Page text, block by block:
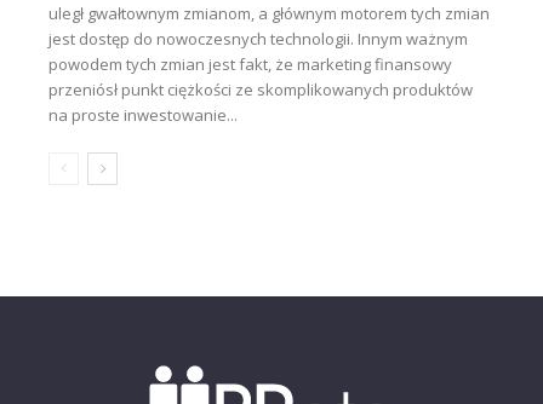
uległ gwałtownym zmianom, a głównym motorem tych zmian
jest dostęp do nowoczesnych technologii. Innym ważnym
powodem tych zmian jest fakt, że marketing finansowy
przeniósł punkt ciężkości ze skomplikowanych produktów
na proste inwestowanie...